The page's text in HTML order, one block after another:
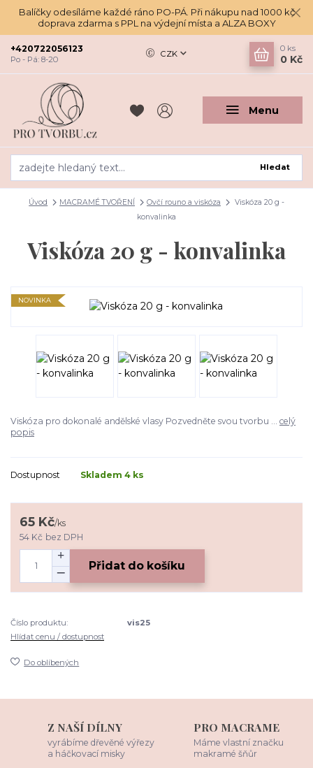
Balíčky odesíláme každé ráno PO-PÁ. Při nákupu nad 1000 kč
doprava zdarma s PPL na výdejní místa a ALZA BOXY
Menu
CZK
Hledat
+420722056123
Po - Pá: 8-20
0 ks
0 Kč
Úvod MACRAMÉ TVOŘENÍ Ovčí rouno a viskóza
Viskóza 20 g -
konvalinka
Viskóza 20 g - konvalinka
NOVINKA
Viskóza pro dokonalé andělské vlasy Pozvedněte svou tvorbu ... celý
popis
Dostupnost Skladem 4 ks
65 Kč/ks
54 Kč bez DPH
Přidat do košíku
Číslo produktu:
vis25
Hlídat cenu / dostupnost
Do oblíbených
Z NAŠÍ DÍLNY
vyrábíme dřevěné výřezy
a háčkovací misky
PRO MACRAME
Máme vlastní značku
makramé šňůr